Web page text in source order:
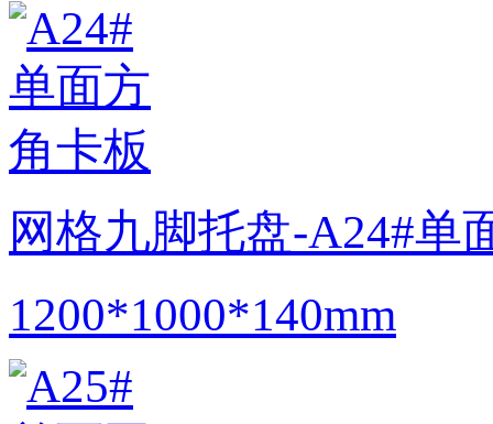
网格九脚托盘-A24#单
1200*1000*140mm